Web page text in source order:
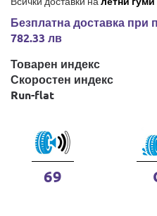
Безплатна доставка при
782.33 лв
Товарен индекс
Скоростен индекс
Run-flat
69